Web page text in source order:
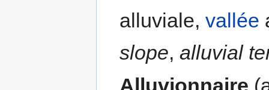
alluviale,vallée
slope,alluvial
Alluvionnaire